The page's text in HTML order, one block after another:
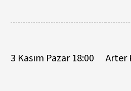
3 Kasım Pazar 18:00 Arter